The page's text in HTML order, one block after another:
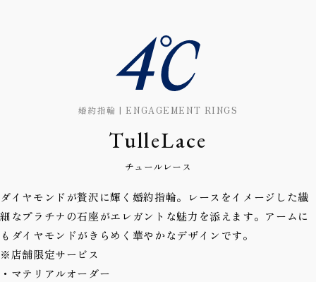
婚約指輪 | ENGAGEMENT RINGS
TulleLace
チュールレース
ダイヤモンドが贅沢に輝く婚約指輪。レースをイメージした繊
細なプラチナの石座がエレガントな魅力を添えます。アームに
もダイヤモンドがきらめく華やかなデザインです。
※店舗限定サービス
・マテリアルオーダー